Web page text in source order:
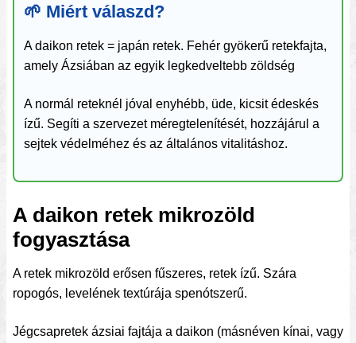
🌱 Miért válaszd?
A daikon retek = japán retek. Fehér gyökerű retekfajta,
amely Ázsiában az egyik legkedveltebb zöldség
A normál reteknél jóval enyhébb, üde, kicsit édeskés
ízű. Segíti a szervezet méregtelenítését, hozzájárul a
sejtek védelméhez és az általános vitalitáshoz.
A daikon retek mikrozöld
fogyasztása
A retek mikrozöld erősen fűszeres, retek ízű. Szára
ropogós, levelének textúrája spenótszerű.
Jégcsapretek ázsiai fajtája a daikon (másnéven kínai, vagy